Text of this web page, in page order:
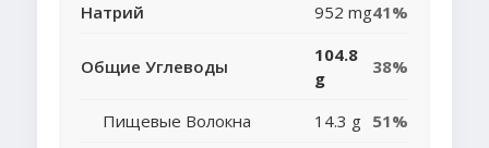
Натрий
952 mg41%
Общие Углеводы
104.8
g
38%
Пищевые Волокна 14.3 g 51%